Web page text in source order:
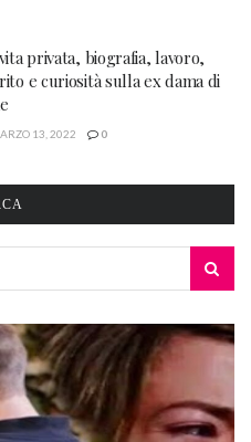
privata, biografia, lavoro,
e curiosità sulla ex dama di
13, 2022 0